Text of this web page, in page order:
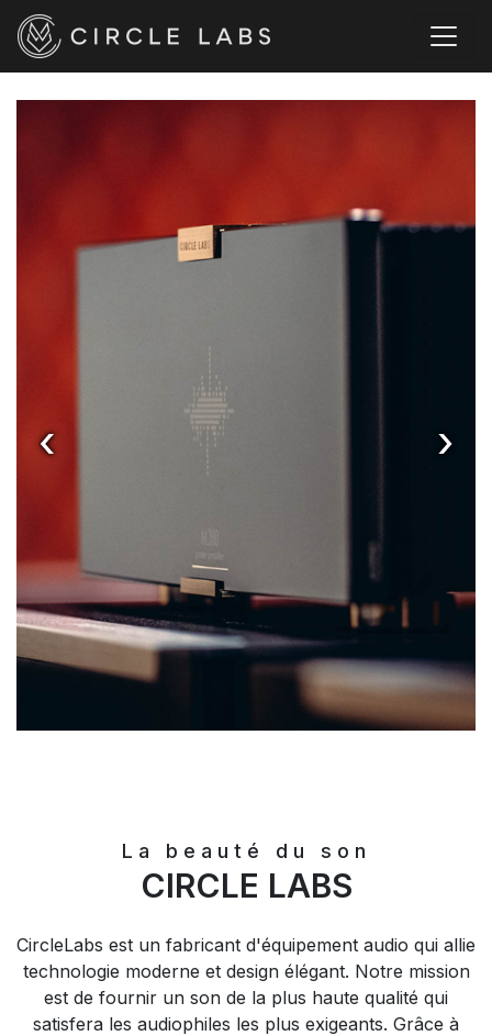
‹ ›
‹ ›
La beauté du son
CIRCLE LABS
CircleLabs est un fabricant d'équipement audio qui allie
technologie moderne et design élégant. Notre mission
est de fournir un son de la plus haute qualité qui
satisfera les audiophiles les plus exigeants. Grâce à